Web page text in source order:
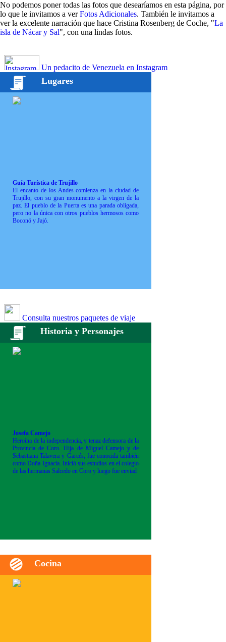
No podemos poner todas las fotos que desearíamos en esta página, por
lo que le invitamos a verFotos Adicionales. También le invitamos a
ver la excelente narración que hace Cristina Rosenberg de Coche, "La
isla de Nácar y Sal", con una lindas fotos.
Un pedacito de Venezuela en Instagram
Lugares
Guía Turística de Trujillo
El encanto de los Andes comienza en la ciudad de
Trujillo, con su gran monumento a la virgen de la
paz. El pueblo de la Puerta es una parada obligada,
pero no la única con otros pueblos hermosos como
Boconó y Jajó.
Consulta nuestros paquetes de viaje
Historia y Personajes
Josefa Camejo
Heroína de la independencia, y tenaz defensora de la
Provincia de Coro. Hija de Miguel Camejo y de
Sebastiana Talavera y Garcés, fue conocida también
como Doña Ignacia. Inició sus estudios en el colegio
de las hermanas Salcedo en Coro y luego fue enviad
Cocina